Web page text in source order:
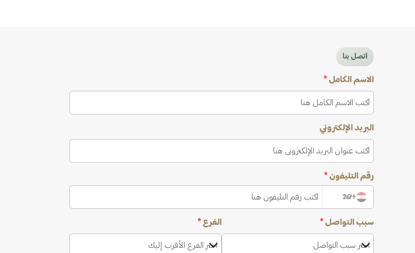
اتصل بنا
الاسم الكامل *
البريد الإلكتروني
رقم التليفون *
+20
سبب التواصل *
اختر سبب التواصل
الفرع *
اختر الفرع الأقرب إليك